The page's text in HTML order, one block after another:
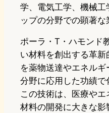
学、電気工学、機械
ップの分野での顕著な
ポーラ・T・ハモンド
い材料を創出する革
を薬物送達やエネル
分野に応用した功績で
この技術は、医療や
材料の開発に大きな影